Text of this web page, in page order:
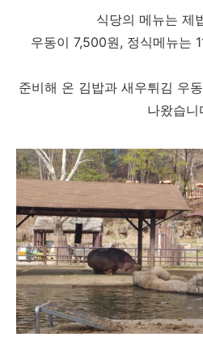
식당의 메뉴는 제
우동이 7,500원, 정식메뉴는
준비해 온 김밥과 새우튀김 우
나왔습니